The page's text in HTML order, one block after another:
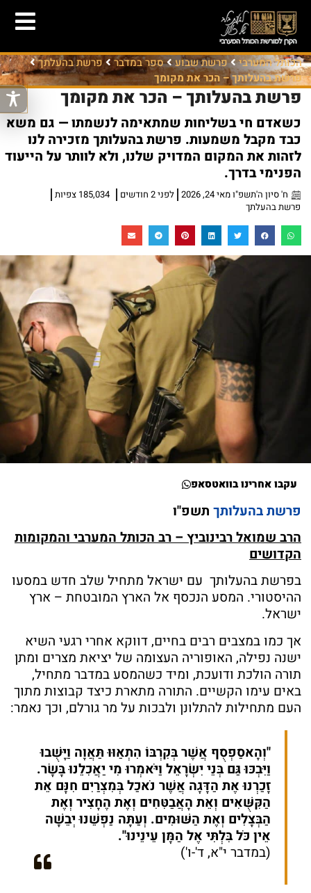
הכותל המערבי פרשת שבוע ספר במדבר
פרשת בהעלתך
פרשת בהעלותך – הכר את מקומך
פרשת בהעלותך – הכר את מקומך
כשאדם חי בשליחות שמתאימה לנשמתו — גם משא
כבד מקבל משמעות. פרשת בהעלותך מזכירה לנו
לזהות את המקום המדויק שלנו, ולא לוותר על הייעוד
הפנימי בדרך.
ח' סיון ה'תשפ"ו מאי 24, 2026 לפני 2 חודשים
185,034 צפיות
פרשת בהעלתך
עקבו אחרינו בוואטסאפ
פרשת בהעלותך תשפ"ו
הרב שמואל רבינוביץ – רב הכותל המערבי והמקומות
הקדושים
בפרשת בהעלותך עם ישראל מתחיל שלב חדש במסעו
ההיסטורי. המסע הנכסף אל הארץ המובטחת – ארץ
ישראל.
אך כמו במצבים רבים בחיים, דווקא אחרי רגעי השיא
ישנה נפילה, האופוריה העצומה של יציאת מצרים ומתן
תורה הולכת ודועכת, ומיד כשהמסע במדבר מתחיל,
באים עימו הקשיים. התורה מתארת כיצד קבוצות מתוך
העם מתחילות להתלונן ולבכות על מר גורלם, וכך נאמר:
"וְהָאסַפְסֻף אֲשֶׁר בְּקִרְבּוֹ הִתְאַוּוּ תַּאֲוָה וַיָּשֻׁבוּ
וַיִּבְכּוּ גַּם בְּנֵי יִשְׂרָאֵל וַיֹּאמְרוּ מִי יַאֲכִלֵנוּ בָּשָׂר.
זָכַרְנוּ אֶת הַדָּגָה אֲשֶׁר נֹאכַל בְּמִצְרַיִם חִנָּם אֵת
הַקִּשֻּׁאִים וְאֵת הָאֲבַטִּחִים וְאֶת הֶחָצִיר וְאֶת
הַבְּצָלִים וְאֶת הַשּׁוּמִים. וְעַתָּה נַפְשֵׁנוּ יְבֵשָׁה
אֵין כֹּל בִּלְתִּי אֶל הַמָּן עֵינֵינוּ".
(במדבר י"א, ד'-ו')